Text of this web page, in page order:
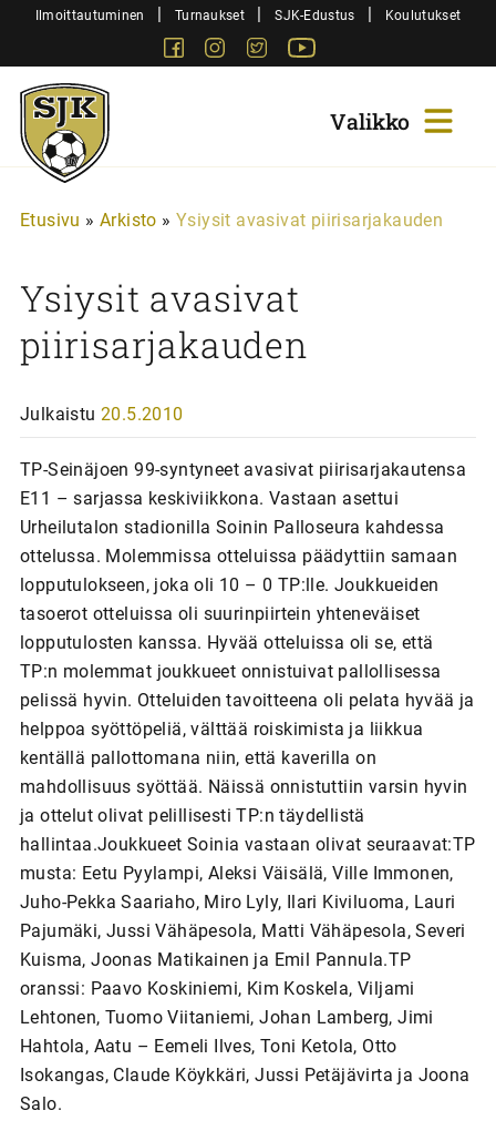
SiirryIlmoittautuminen | Turnaukset | SJK-Edustus | Koulutukset
FacebookInstagram
Twitter
Sjk-
Juniorit
Etusivu » Arkisto » Ysiysit avasivat piirisarjakauden
Ysiysit avasivat
piirisarjakauden
Julkaistu 20.5.2010
TP-Seinäjoen 99-syntyneet avasivat piirisarjakautensa
E11 – sarjassa keskiviikkona. Vastaan asettui
Urheilutalon stadionilla Soinin Palloseura kahdessa
ottelussa. Molemmissa otteluissa päädyttiin samaan
lopputulokseen, joka oli 10 – 0 TP:lle. Joukkueiden
tasoerot otteluissa oli suurinpiirtein yhteneväiset
lopputulosten kanssa. Hyvää otteluissa oli se, että
TP:n molemmat joukkueet onnistuivat pallollisessa
pelissä hyvin. Otteluiden tavoitteena oli pelata hyvää ja
helppoa syöttöpeliä, välttää roiskimista ja liikkua
kentällä pallottomana niin, että kaverilla on
mahdollisuus syöttää. Näissä onnistuttiin varsin hyvin
ja ottelut olivat pelillisesti TP:n täydellistä
hallintaa.Joukkueet Soinia vastaan olivat seuraavat:TP
musta: Eetu Pyylampi, Aleksi Väisälä, Ville Immonen,
Juho-Pekka Saariaho, Miro Lyly, Ilari Kiviluoma, Lauri
Pajumäki, Jussi Vähäpesola, Matti Vähäpesola, Severi
Kuisma, Joonas Matikainen ja Emil Pannula.TP
oranssi: Paavo Koskiniemi, Kim Koskela, Viljami
Lehtonen, Tuomo Viitaniemi, Johan Lamberg, Jimi
Hahtola, Aatu – Eemeli Ilves, Toni Ketola, Otto
Isokangas, Claude Köykkäri, Jussi Petäjävirta ja Joona
Salo.